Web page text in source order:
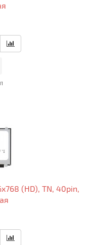
(HD), TN, 40pin,